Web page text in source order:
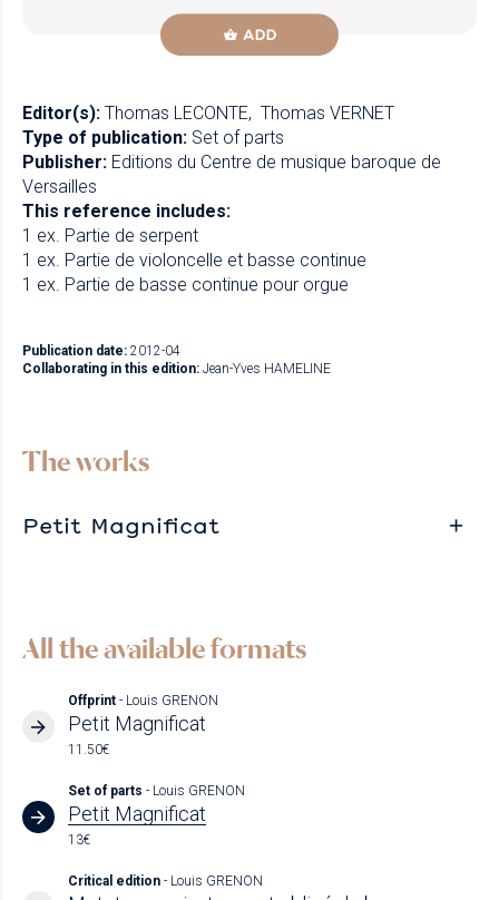
ADD
Editor(s): Thomas LECONTE
Thomas VERNET
Type of publication: Set of parts
Publisher: Editions du Centre de musique baroque de
Versailles
This reference includes:
1 ex. Partie de serpent
1 ex. Partie de violoncelle et basse continue
1 ex. Partie de basse continue pour orgue
Publication date: 2012-04
Collaborating in this edition: Jean-Yves HAMELINE
The works
Petit Magnificat
All the available formats
Offprint - Louis GRENON
Petit Magnificat
11.50€
Set of parts - Louis GRENON
Petit Magnificat
13€
Critical edition - Louis GRENON